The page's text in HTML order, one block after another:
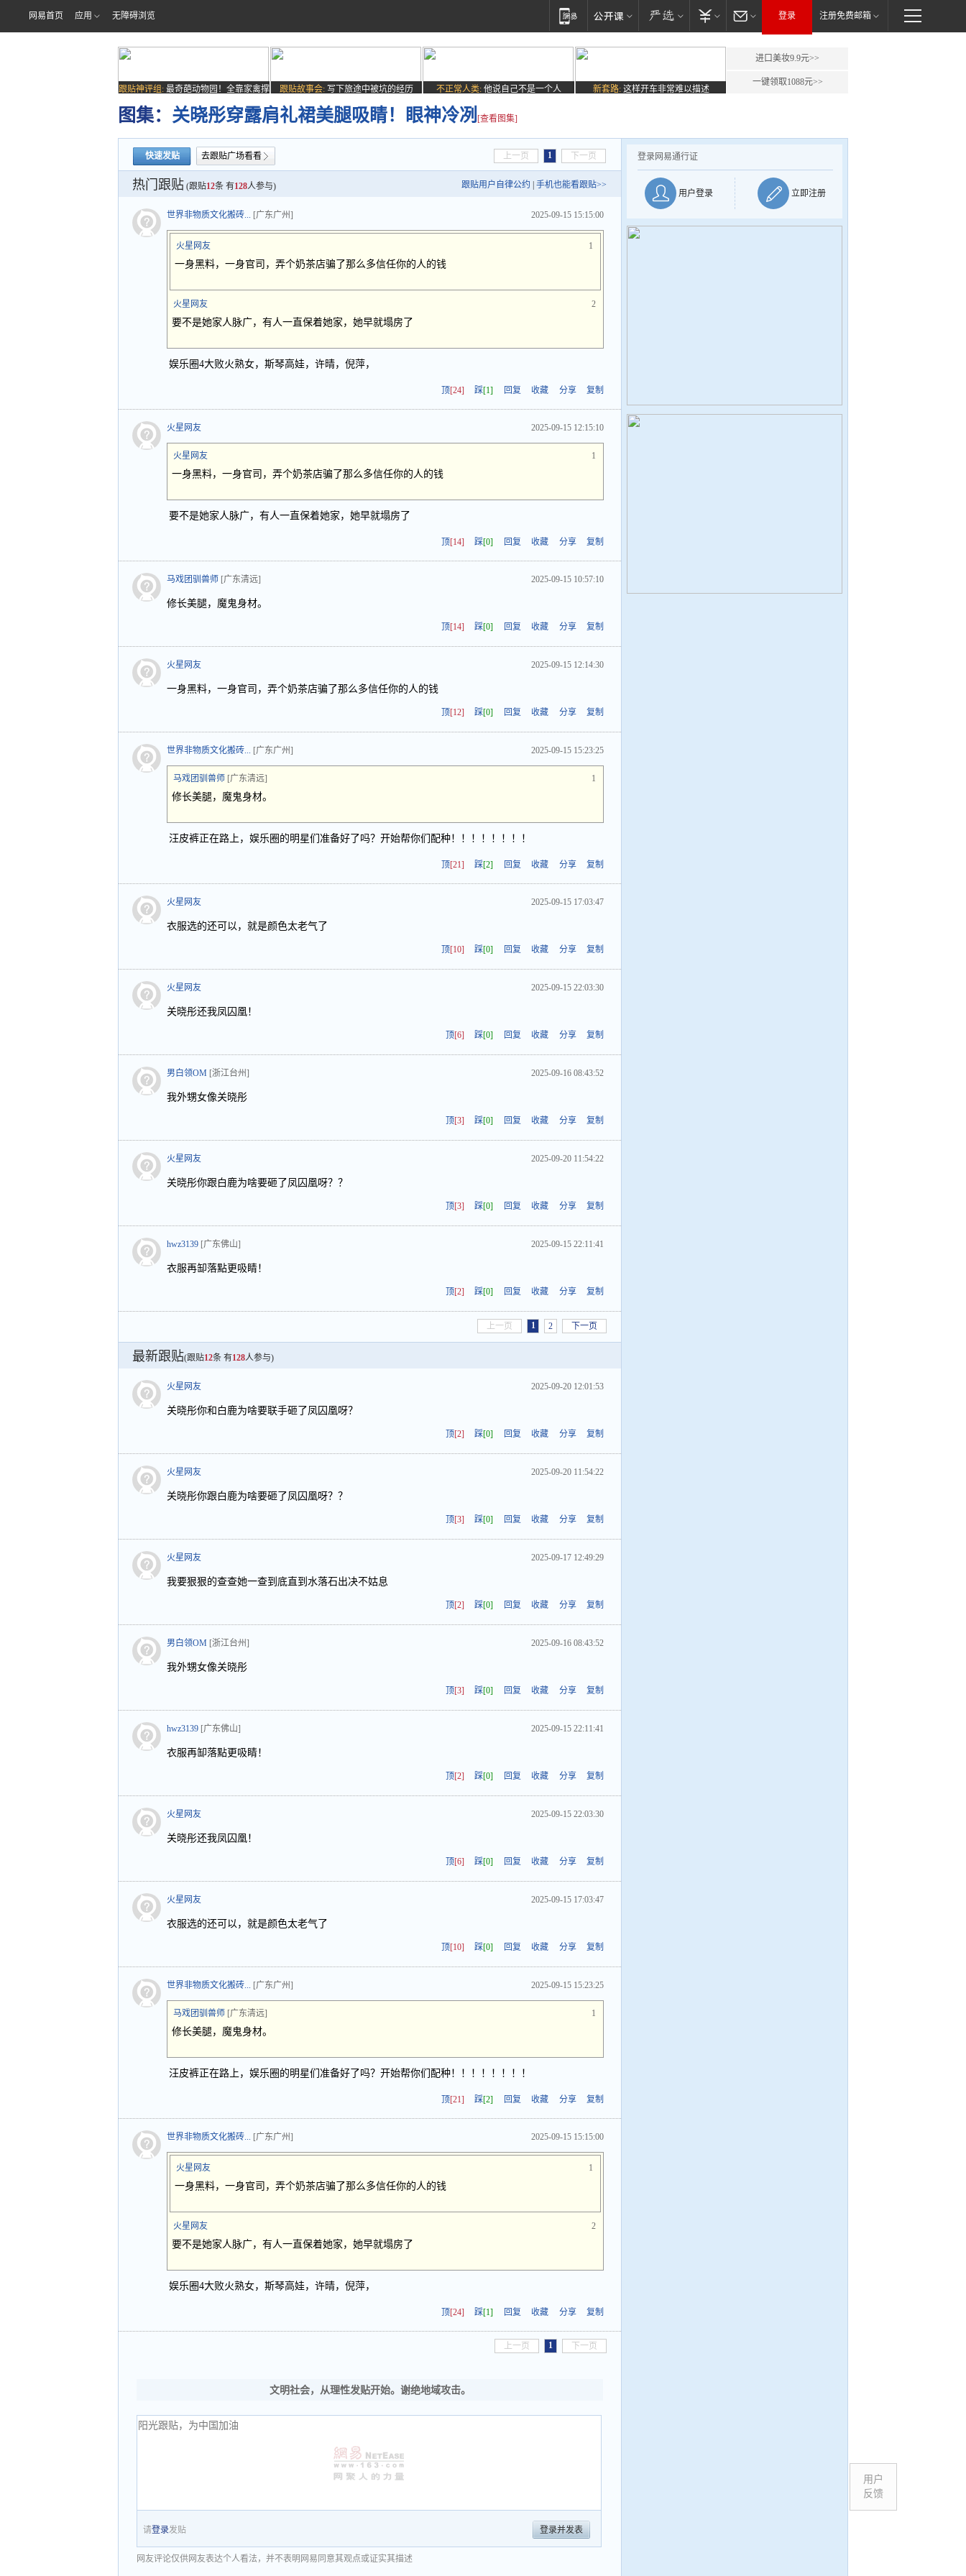
网易首页 应用 无障碍浏览 登录 注册免费邮箱
跟贴神评组: 最奇葩动物园！全靠家禽撑
场子
跟贴故事会: 写下旅途中被坑的经历 不正常人类: 他说自己不是一个人 新套路: 这样开车非常难以描述
进口美妆9.9元>>
一键领取1088元>>
图集： 关晓彤穿露肩礼裙美腿吸睛！眼神冷冽 [查看图集]
快速发贴 去跟贴广场看看 上一页 1 下一页
热门跟贴 (跟贴12条 有128人参与) 跟贴用户自律公约 手机也能看跟贴>>
世界非物质文化搬砖... [广东广州] 2025-09-15 15:15:00
火星网友 1
一身黑料，一身官司，弄个奶茶店骗了那么多信任你的人的钱
火星网友 2
要不是她家人脉广，有人一直保着她家，她早就塌房了
娱乐圈4大败火熟女，斯琴高娃，许晴，倪萍，
顶[24] 踩[1] 回复 收藏 分享 复制
火星网友 2025-09-15 12:15:10
火星网友 1
一身黑料，一身官司，弄个奶茶店骗了那么多信任你的人的钱
要不是她家人脉广，有人一直保着她家，她早就塌房了
顶[14] 踩[0] 回复 收藏 分享 复制
马戏团驯兽师 [广东清远] 2025-09-15 10:57:10
修长美腿，魔鬼身材。
顶[14] 踩[0] 回复 收藏 分享 复制
火星网友 2025-09-15 12:14:30
一身黑料，一身官司，弄个奶茶店骗了那么多信任你的人的钱
顶[12] 踩[0] 回复 收藏 分享 复制
世界非物质文化搬砖... [广东广州] 2025-09-15 15:23:25
马戏团驯兽师 [广东清远] 1
修长美腿，魔鬼身材。
汪皮裤正在路上，娱乐圈的明星们准备好了吗？开始帮你们配种！！！！！！！！
顶[21] 踩[2] 回复 收藏 分享 复制
火星网友 2025-09-15 17:03:47
衣服选的还可以，就是颜色太老气了
顶[10] 踩[0] 回复 收藏 分享 复制
火星网友 2025-09-15 22:03:30
关晓彤还我凤囚凰！
顶[6] 踩[0] 回复 收藏 分享 复制
男白领OM [浙江台州] 2025-09-16 08:43:52
我外甥女像关晓彤
顶[3] 踩[0] 回复 收藏 分享 复制
火星网友 2025-09-20 11:54:22
关晓彤你跟白鹿为啥要砸了凤囚凰呀？？
顶[3] 踩[0] 回复 收藏 分享 复制
hwz3139 [广东佛山] 2025-09-15 22:11:41
衣服再缷落點更吸睛！
顶[2] 踩[0] 回复 收藏 分享 复制
上一页 1 2 下一页
最新跟贴(跟贴12条 有128人参与)
火星网友 2025-09-20 12:01:53
关晓彤你和白鹿为啥要联手砸了凤囚凰呀？
顶[2] 踩[0] 回复 收藏 分享 复制
火星网友 2025-09-20 11:54:22
关晓彤你跟白鹿为啥要砸了凤囚凰呀？？
顶[3] 踩[0] 回复 收藏 分享 复制
火星网友 2025-09-17 12:49:29
我要狠狠的查查她一查到底直到水落石出决不姑息
顶[2] 踩[0] 回复 收藏 分享 复制
男白领OM [浙江台州] 2025-09-16 08:43:52
我外甥女像关晓彤
顶[3] 踩[0] 回复 收藏 分享 复制
hwz3139 [广东佛山] 2025-09-15 22:11:41
衣服再缷落點更吸睛！
顶[2] 踩[0] 回复 收藏 分享 复制
火星网友 2025-09-15 22:03:30
关晓彤还我凤囚凰！
顶[6] 踩[0] 回复 收藏 分享 复制
火星网友 2025-09-15 17:03:47
衣服选的还可以，就是颜色太老气了
顶[10] 踩[0] 回复 收藏 分享 复制
世界非物质文化搬砖... [广东广州] 2025-09-15 15:23:25
马戏团驯兽师 [广东清远] 1
修长美腿，魔鬼身材。
汪皮裤正在路上，娱乐圈的明星们准备好了吗？开始帮你们配种！！！！！！！！
顶[21] 踩[2] 回复 收藏 分享 复制
世界非物质文化搬砖... [广东广州] 2025-09-15 15:15:00
火星网友 1
一身黑料，一身官司，弄个奶茶店骗了那么多信任你的人的钱
火星网友 2
要不是她家人脉广，有人一直保着她家，她早就塌房了
娱乐圈4大败火熟女，斯琴高娃，许晴，倪萍，
顶[24] 踩[1] 回复 收藏 分享 复制
上一页 1 下一页
文明社会，从理性发贴开始。谢绝地域攻击。
请登录发贴 登录并发表
网友评论仅供网友表达个人看法，并不表明网易同意其观点或证实其描述
登录网易通行证
用户登录 立即注册
用户
反馈